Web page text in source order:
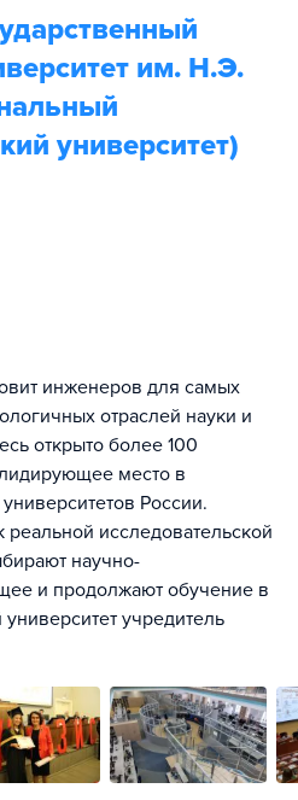
им. Н.Э.
университет)
инженеров для самых
отраслей науки и
открыто более 100
место в
России.
исследовательской
научно-
и продолжают обучение в
учредитель